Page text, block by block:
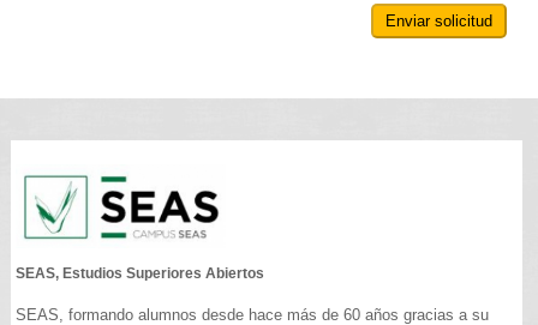
Enviar solicitud
SEAS, Estudios Superiores Abiertos
SEAS, formando alumnos desde hace más de 60 años gracias a su